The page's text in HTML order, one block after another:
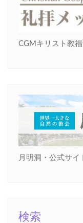
CGMキリスト教
月明洞・公式サイ
検索